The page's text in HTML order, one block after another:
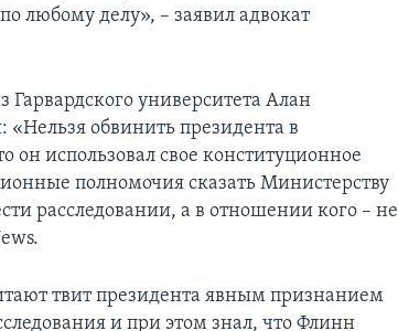
любому делу», – заявил адвокат
университета Алан
«Нельзя обвинить президента в
он использовал свое конституционное
полномочия сказать Министерству
расследовании, а в отношении кого – не
твит президента явным признанием
и при этом знал, что Флинн